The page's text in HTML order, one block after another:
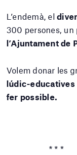
L’endemà, el
300 persones,
l’Ajuntament de
Volem donar les
lúdic-educatives
fer possible.
* * *